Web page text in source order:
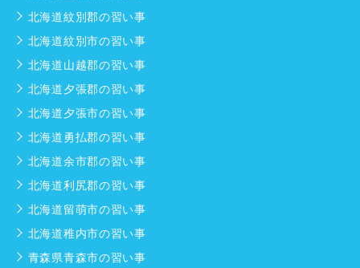
北海道紋別郡の習い事
北海道紋別市の習い事
北海道山越郡の習い事
北海道夕張郡の習い事
北海道夕張市の習い事
北海道勇払郡の習い事
北海道余市郡の習い事
北海道利尻郡の習い事
北海道留萌市の習い事
北海道稚内市の習い事
青森県青森市の習い事